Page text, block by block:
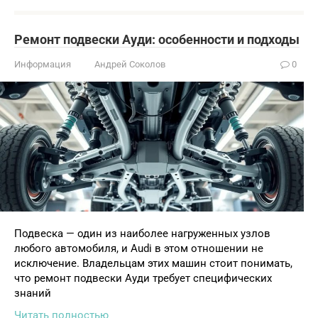
Ремонт подвески Ауди: особенности и подходы
Информация Андрей Соколов 0
Подвеска — один из наиболее нагруженных узлов
любого автомобиля, и Audi в этом отношении не
исключение. Владельцам этих машин стоит понимать,
что ремонт подвески Ауди требует специфических
знаний